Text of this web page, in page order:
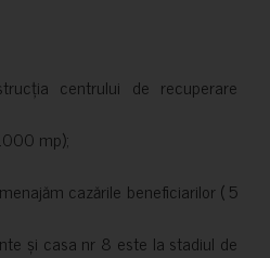
centrului de recuperare
mp);
cazările beneficiarilor ( 5
și casa nr 8 este la stadiul de